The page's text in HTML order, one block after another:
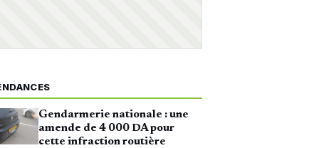
Gendarmerie nationale : une
amende de 4 000 DA pour
cette infraction routière